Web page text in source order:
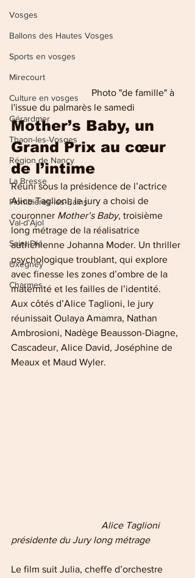
Vosges
Ballons des Hautes Vosges
Sports en vosges
Mirecourt
Culture en vosges
Gérardmer
Thaon-les-Vosges
Région de Nancy
La Bresse
Plombières-les-Bains
Val-d'Ajol
Saint-Dié
Uxegney
Charmes
                                 Photo "de famille" à
l'issue du palmarès le samedi
Mother’s Baby, un
Grand Prix au cœur
de l’intime
Réuni sous la présidence de l’actrice
Alice Taglioni, le jury a choisi de
couronner Mother’s Baby, troisième
long métrage de la réalisatrice
autrichienne Johanna Moder. Un thriller
psychologique troublant, qui explore
avec finesse les zones d’ombre de la
maternité et les failles de l’identité.
Aux côtés d’Alice Taglioni, le jury
réunissait Oulaya Amamra, Nathan
Ambrosioni, Nadège Beausson-Diagne,
Cascadeur, Alice David, Joséphine de
Meaux et Maud Wyler.
    Alice Taglioni
présidente du Jury long métrage
Le film suit Julia, cheffe d’orchestre